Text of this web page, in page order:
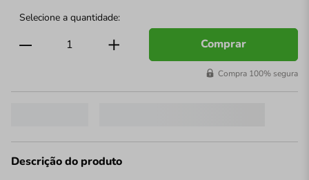
Comprar
Compra 100% segura
Descrição do produto